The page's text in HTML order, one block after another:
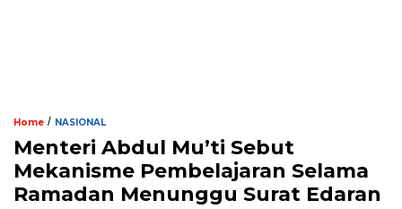
Home / NASIONAL
Menteri Abdul Mu’ti Sebut
Mekanisme Pembelajaran Selama
Ramadan Menunggu Surat Edaran